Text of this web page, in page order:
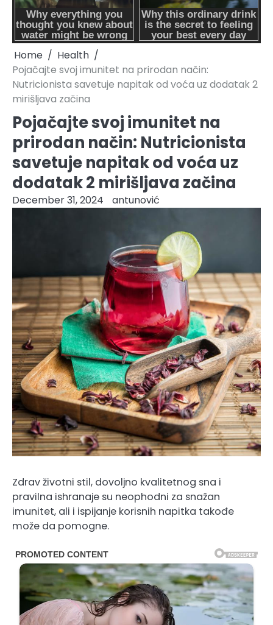
Home
Health
Pojačajte svoj imunitet na prirodan način:
Nutricionista savetuje napitak od voća uz dodatak 2
mirišljava začina
Pojačajte svoj imunitet na
prirodan način: Nutricionista
savetuje napitak od voća uz
dodatak 2 mirišljava začina
December 31, 2024 antunović
Zdrav životni stil, dovoljno kvalitetnog sna i
pravilna ishranaje su neophodni za snažan
imunitet, ali i ispijanje korisnih napitka takođe
može da pomogne.